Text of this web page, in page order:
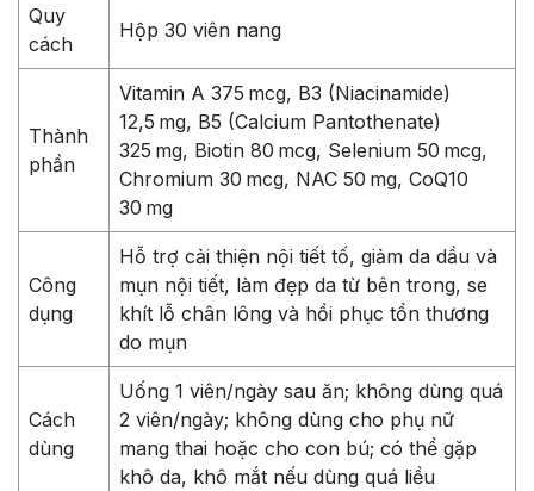
Quy
cách
Hộp 30 viên nang
Thành
phần
Vitamin A 375 mcg, B3 (Niacinamide)
12,5 mg, B5 (Calcium Pantothenate)
325 mg, Biotin 80 mcg, Selenium 50 mcg,
Chromium 30 mcg, NAC 50 mg, CoQ10
30 mg
Công
dụng
Hỗ trợ cải thiện nội tiết tố, giảm da dầu và
mụn nội tiết, làm đẹp da từ bên trong, se
khít lỗ chân lông và hồi phục tổn thương
do mụn
Cách
dùng
Uống 1 viên/ngày sau ăn; không dùng quá
2 viên/ngày; không dùng cho phụ nữ
mang thai hoặc cho con bú; có thể gặp
khô da, khô mắt nếu dùng quá liều